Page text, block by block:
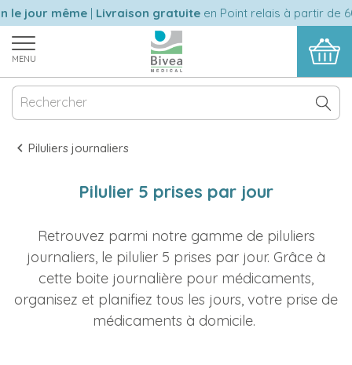
jour même|Livraison gratuiteen Point relais à partir de 60
MENU
Piluliers journaliers
Pilulier 5 prises par jour
Retrouvez parmi notre gamme de piluliers
journaliers, le pilulier 5 prises par jour. Grâce à
cette boite journalière pour médicaments,
organisez et planifiez tous les jours, votre prise de
médicaments à domicile.